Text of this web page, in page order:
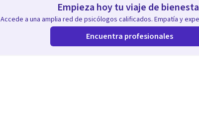
Empieza hoy tu viaje de
Accede a una amplia red de psicólogos calificados. Empatía y
Encuentra profesionales